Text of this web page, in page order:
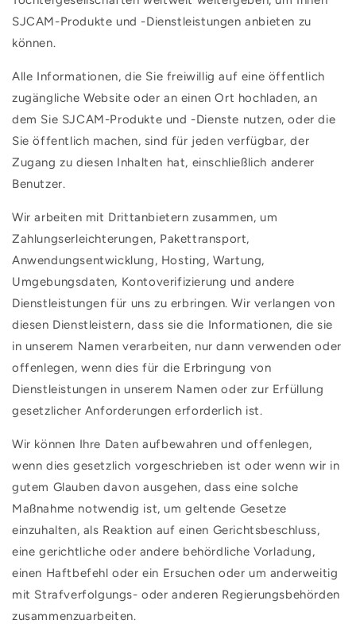
SJCAM-Produkte und -Dienstleistungen anbieten zu
können.
Alle Informationen, die Sie freiwillig auf eine öffentlich
zugängliche Website oder an einen Ort hochladen, an
dem Sie SJCAM-Produkte und -Dienste nutzen, oder die
Sie öffentlich machen, sind für jeden verfügbar, der
Zugang zu diesen Inhalten hat, einschließlich anderer
Benutzer.
Wir arbeiten mit Drittanbietern zusammen, um
Zahlungserleichterungen, Pakettransport,
Anwendungsentwicklung, Hosting, Wartung,
Umgebungsdaten, Kontoverifizierung und andere
Dienstleistungen für uns zu erbringen. Wir verlangen von
diesen Dienstleistern, dass sie die Informationen, die sie
in unserem Namen verarbeiten, nur dann verwenden oder
offenlegen, wenn dies für die Erbringung von
Dienstleistungen in unserem Namen oder zur Erfüllung
gesetzlicher Anforderungen erforderlich ist.
Wir können Ihre Daten aufbewahren und offenlegen,
wenn dies gesetzlich vorgeschrieben ist oder wenn wir in
gutem Glauben davon ausgehen, dass eine solche
Maßnahme notwendig ist, um geltende Gesetze
einzuhalten, als Reaktion auf einen Gerichtsbeschluss,
eine gerichtliche oder andere behördliche Vorladung,
einen Haftbefehl oder ein Ersuchen oder um anderweitig
mit Strafverfolgungs- oder anderen Regierungsbehörden
zusammenzuarbeiten.